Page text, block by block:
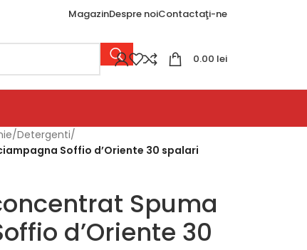
MagazinDespre noiContactaţi-ne
0.00 lei
/Detergenti/
Soffio d’Oriente 30 spalari
Spuma
d’Oriente 30